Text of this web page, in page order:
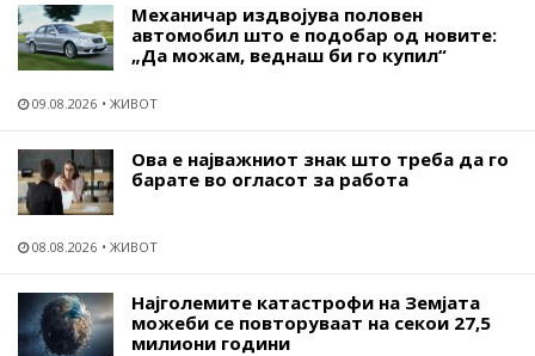
Механичар издвојува половен
автомобил што е подобар од новите:
„Да можам, веднаш би го купил“
09.08.2026 ЖИВОТ
Ова е најважниот знак што треба да го
барате во огласот за работа
08.08.2026 ЖИВОТ
Најголемите катастрофи на Земјата
можеби се повторуваат на секои 27,5
милиони години